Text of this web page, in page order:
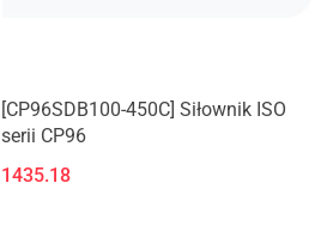
[CP96SDB100-450C] Siłownik ISO
serii CP96
1435.18